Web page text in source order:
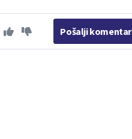
Pošalji komentar